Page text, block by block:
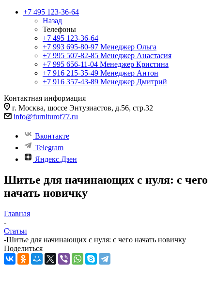
+7 495 123-36-64
Назад
Телефоны
+7 495 123-36-64
+7 993 695-80-97 Менеджер Ольга
+7 995 507-82-85 Менеджер Анастасия
+7 995 656-11-04 Менеджер Кристина
+7 916 215-35-49 Менеджер Антон
+7 916 357-43-89 Менеджер Дмитрий
Контактная информация
г. Москва, шоссе Энтузиастов, д.56, стр.32
info@furniturof77.ru
Вконтакте
Telegram
Яндекс.Дзен
Шитье для начинающих с нуля: с чего
начать новичку
Главная
-
Статьи
-Шитье для начинающих с нуля: с чего начать новичку
Поделиться